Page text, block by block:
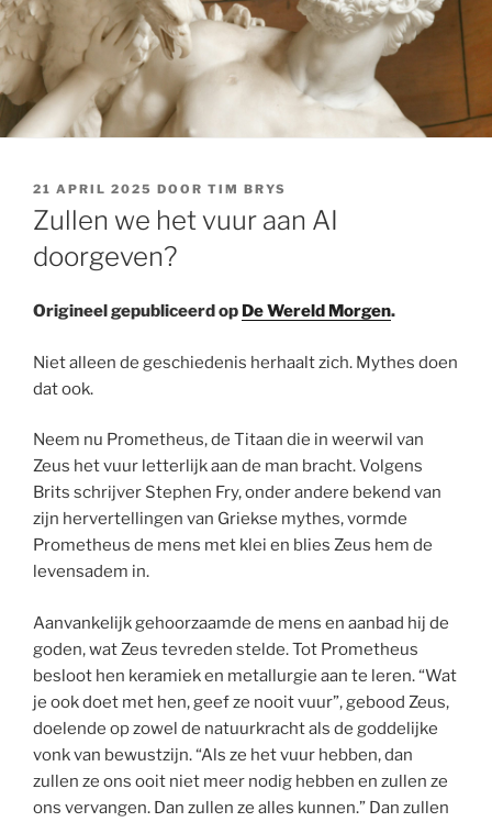
GEPLAATST
OP
21 APRIL 2025 DOOR TIM BRYS
Zullen we het vuur aan AI
doorgeven?
Origineel gepubliceerd op De Wereld Morgen.
Niet alleen de geschiedenis herhaalt zich. Mythes doen
dat ook.
Neem nu Prometheus, de Titaan die in weerwil van
Zeus het vuur letterlijk aan de man bracht. Volgens
Brits schrijver Stephen Fry, onder andere bekend van
zijn hervertellingen van Griekse mythes, vormde
Prometheus de mens met klei en blies Zeus hem de
levensadem in.
Aanvankelijk gehoorzaamde de mens en aanbad hij de
goden, wat Zeus tevreden stelde. Tot Prometheus
besloot hen keramiek en metallurgie aan te leren. “Wat
je ook doet met hen, geef ze nooit vuur”, gebood Zeus,
doelende op zowel de natuurkracht als de goddelijke
vonk van bewustzijn. “Als ze het vuur hebben, dan
zullen ze ons ooit niet meer nodig hebben en zullen ze
ons vervangen. Dan zullen ze alles kunnen.” Dan zullen